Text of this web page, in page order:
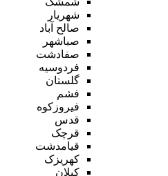
شهریار
صالح آباد
صباشهر
صفادشت
فردوسیه
گلستان
فشم
فیروزکوه
قدس
قرچک
قیامدشت
کهریزک
کیلان